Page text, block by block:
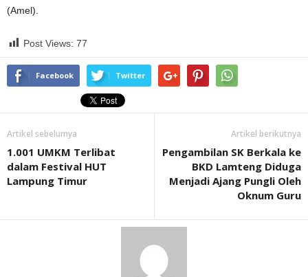
(Amel).
Post Views: 77
Facebook Twitter
Artikel sebelumya
1.001 UMKM Terlibat
dalam Festival HUT
Lampung Timur
Artikel berikutnya
Pengambilan SK Berkala ke
BKD Lamteng Diduga
Menjadi Ajang Pungli Oleh
Oknum Guru